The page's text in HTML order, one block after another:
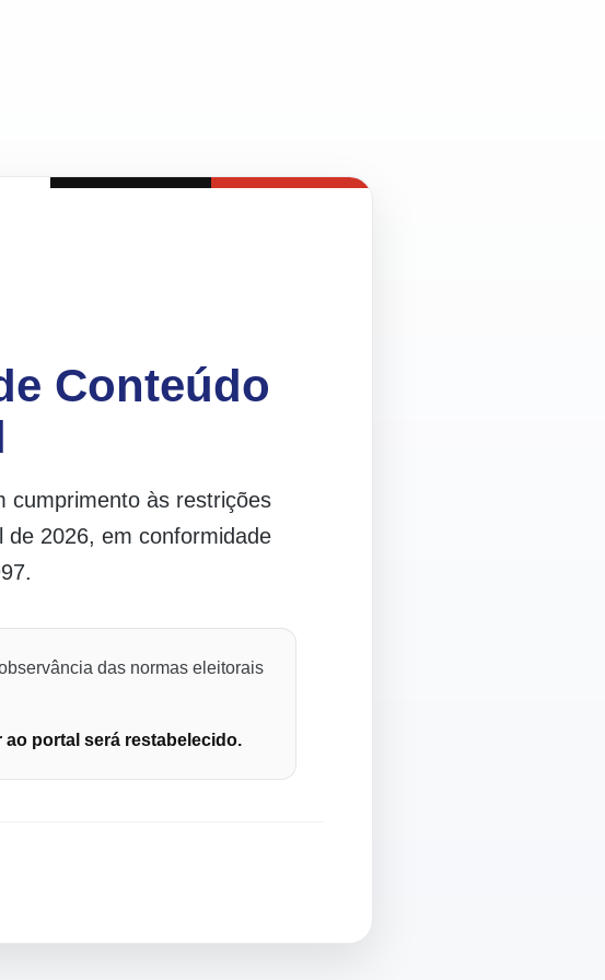
Conteúdo
cumprimento às restrições
2026, em conformidade
das normas eleitorais
portal será restabelecido.